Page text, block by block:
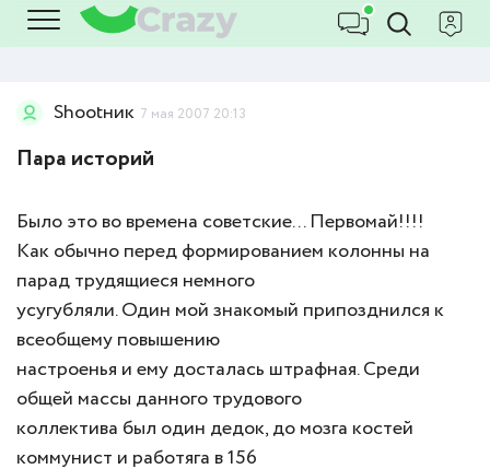
Shootник 7 мая 2007 20:13
Пара историй
Было это во времена советские... Первомай!!!!
Как обычно перед формированием колонны на
парад трудящиеся немного
усугубляли. Один мой знакомый припозднился к
всеобщему повышению
настроенья и ему досталась штрафная. Среди
общей массы данного трудового
коллектива был один дедок, до мозга костей
коммунист и работяга в 156